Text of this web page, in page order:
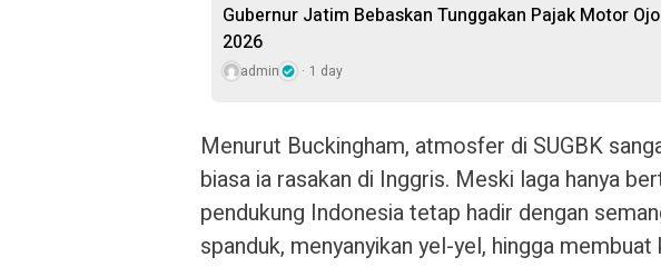
Gubernur Jatim Bebaskan Tunggakan Pajak Motor
2026
admin 1 day
Menurut Buckingham, atmosfer di SUGBK
biasa ia rasakan di Inggris. Meski laga hanya
pendukung Indonesia tetap hadir dengan
spanduk, menyanyikan yel-yel, hingga